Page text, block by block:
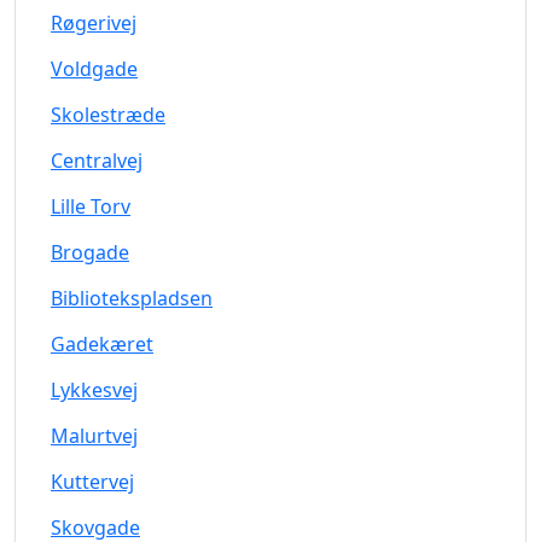
Røgerivej
Voldgade
Skolestræde
Centralvej
Lille Torv
Brogade
Bibliotekspladsen
Gadekæret
Lykkesvej
Malurtvej
Kuttervej
Skovgade